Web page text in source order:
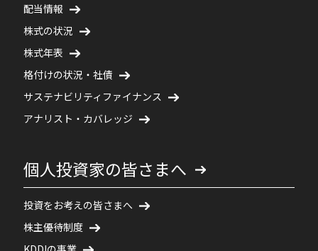
配当情報
株式の状況
株式年表
格付けの状況・社債
サステナビリティファイナンス
アナリスト・カバレッジ
個人投資家の皆さまへ
投資をお考えの皆さまへ
株主優待制度